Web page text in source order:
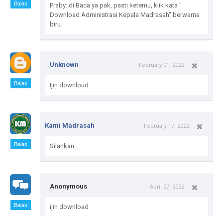
Balas
Praby: di Baca ya pak, pasti ketemu, klik kata "
Download Administrasi Kepala Madrasah" berwarna
biru.
Balas
Unknown February 01, 2022
Ijin downloud
Balas
Kami Madrasah February 17, 2022
Silahkan..
Balas
Anonymous April 27, 2022
ijin download